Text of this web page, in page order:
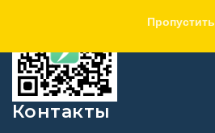
Пропустить
Контакты